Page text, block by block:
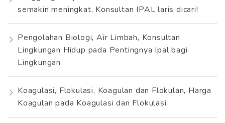
semakin meningkat, Konsultan IPAL laris dicari!
Pengolahan Biologi, Air Limbah, Konsultan
Lingkungan Hidup pada Pentingnya Ipal bagi
Lingkungan
Koagulasi, Flokulasi, Koagulan dan Flokulan, Harga
Koagulan pada Koagulasi dan Flokulasi